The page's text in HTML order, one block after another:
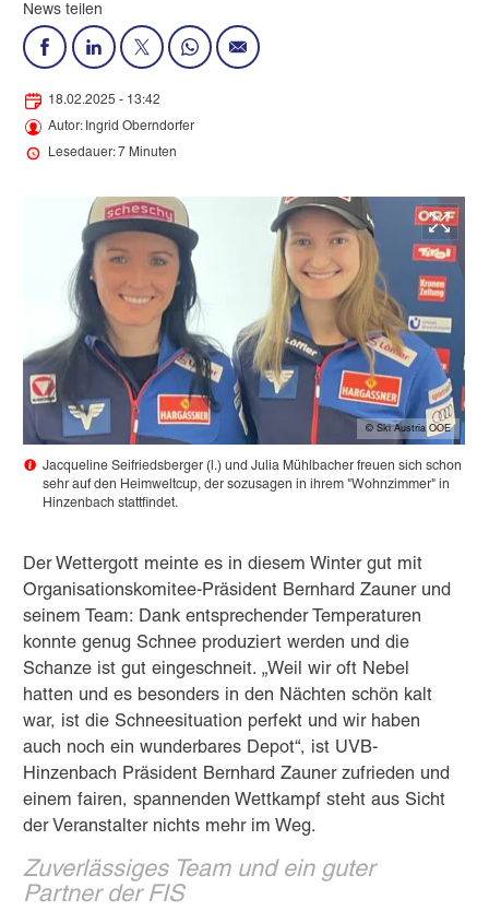
News teilen
18.02.2025 - 13:42
Autor: Ingrid Oberndorfer
Lesedauer: 7 Minuten
© Ski Austria OOE
Jacqueline Seifriedsberger (l.) und Julia Mühlbacher freuen sich schon
sehr auf den Heimweltcup, der sozusagen in ihrem "Wohnzimmer" in
Hinzenbach stattfindet.
Der Wettergott meinte es in diesem Winter gut mit
Organisationskomitee-Präsident Bernhard Zauner und
seinem Team: Dank entsprechender Temperaturen
konnte genug Schnee produziert werden und die
Schanze ist gut eingeschneit. „Weil wir oft Nebel
hatten und es besonders in den Nächten schön kalt
war, ist die Schneesituation perfekt und wir haben
auch noch ein wunderbares Depot“, ist UVB-
Hinzenbach Präsident Bernhard Zauner zufrieden und
einem fairen, spannenden Wettkampf steht aus Sicht
der Veranstalter nichts mehr im Weg.
Zuverlässiges Team und ein guter
Partner der FIS